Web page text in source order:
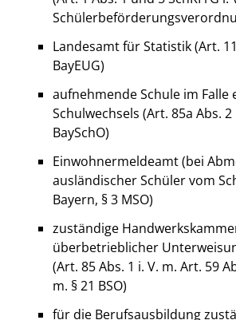
Landesamt für Statistik (Art.
BayEUG)
aufnehmende Schule im Falle
Schulwechsels (Art. 85a Abs. 2
BaySchO)
Einwohnermeldeamt (bei
ausländischer Schüler vom
Bayern, § 3 MSO)
zuständige
überbetrieblicher
(Art. 85 Abs. 1 i. V. m. Art. 59
m. § 21 BSO)
für die Berufsausbildung